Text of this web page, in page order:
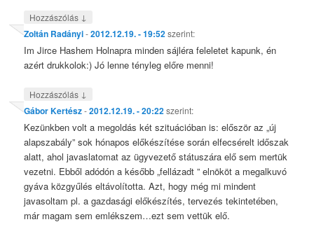
Hozzászólás ↓
Zoltán Radányi-2012.12.19. - 19:52szerint:
Im Jirce Hashem Holnapra minden sájléra feleletet kapunk, én
azért drukkolok:) Jó lenne tényleg előre menni!
Hozzászólás ↓
Gábor Kertész-2012.12.19. - 20:22szerint:
Kezünkben volt a megoldás két szituációban is: először az „új
alapszabály” sok hónapos előkészítése során elfecsérelt időszak
alatt, ahol javaslatomat az ügyvezető státuszára elő sem mertük
vezetni. Ebből adódón a később „fellázadt ” elnököt a megalkuvó
gyáva közgyűlés eltávolította. Azt, hogy még mi mindent
javasoltam pl. a gazdasági előkészítés, tervezés tekintetében,
már magam sem emlékszem…ezt sem vettük elő.